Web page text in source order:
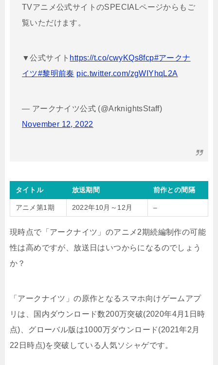
TVアニメ公式サイトのSPECIALページからもご
覧いただけます。
▼公式サイト https://t.co/cwyKQs8fcp#アークナ
イツ#黎明前奏 pic.twitter.com/zgWIYhqL2A
— アークナイツ公式 (@ArknightsStaff)
November 12, 2022
タイトル 放送期間 前作との間隔
アニメ第1期 2022年10月～12月 –
現時点で「アークナイツ」のアニメ2期続編制作の可能
性は高めですが、放送日はいつからになるのでしょう
か？
「アークナイツ」の原作となるスマホ向けゲームアプ
リは、国内ダウンロード数200万突破(2020年4月1日時
点)、グローバル版は1000万ダウンロード(2021年2月
22日時点)を突破している人気ソシャゲです。